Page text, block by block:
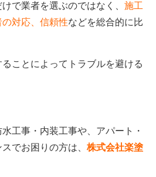
で業者を選ぶのではなく、 施工
対応、信頼性などを総合的に比
ことによってトラブルを避ける
工事・内装工事や、アパート・
でお困りの方は、 株式会社楽塗